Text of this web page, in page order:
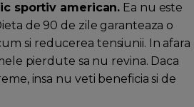
sportiv american. Ea nu este
de 90 de zile garanteaza o
si reducerea tensiunii. In afara
pierdute sa nu revina. Daca
insa nu veti beneficia si de